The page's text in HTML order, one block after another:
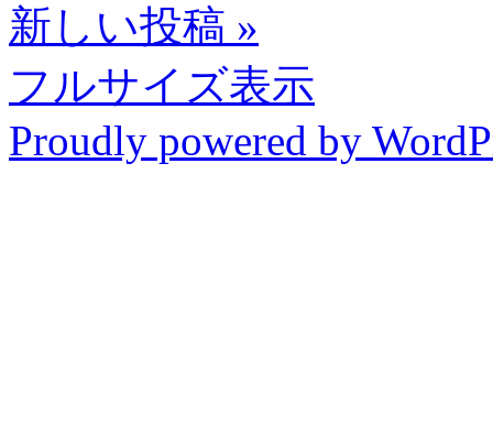
新しい投稿 »
フルサイズ表示
Proudly powered by